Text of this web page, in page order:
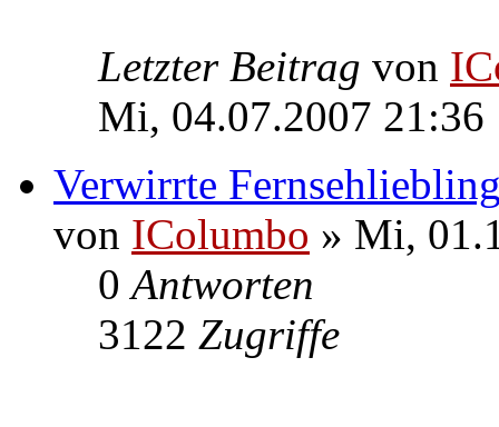
Letzter Beitrag von
Mi, 04.07.2007 21:36
Verwirrte
von IColumbo » Mi,
0Antworten
3122 Zugriffe